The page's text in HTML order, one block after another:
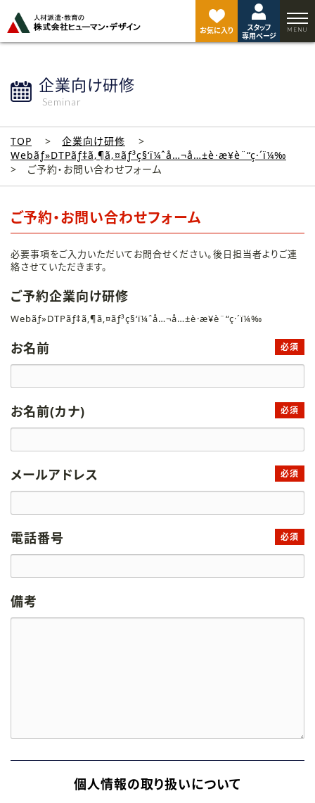
お気に入り
スタッフ
専用ページ
企業向け研修
Seminar
TOP
企業向け研修
Webãƒ»DTPãƒ‡ã‚¶ã‚¤ãƒ³ç§‘ï¼ˆå…¬å…±è·æ¥­è¨“ç·´ï¼‰
ご予約・お問い合わせフォーム
ご予約・お問い合わせフォーム
必要事項をご入力いただいてお問合せください。後日担当者よりご連
絡させていただきます。
ご予約企業向け研修
Webãƒ»DTPãƒ‡ã‚¶ã‚¤ãƒ³ç§‘ï¼ˆå…¬å…±è·æ¥­è¨“ç·´ï¼‰
お名前 必須
お名前(カナ) 必須
メールアドレス 必須
電話番号 必須
備考
個人情報の取り扱いについて
ジ
ト